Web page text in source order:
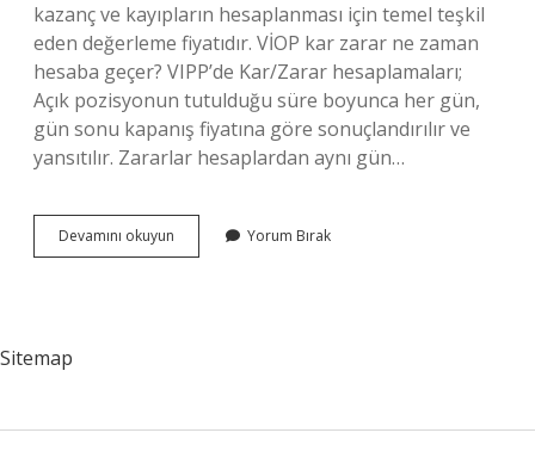
kazanç ve kayıpların hesaplanması için temel teşkil
eden değerleme fiyatıdır. VİOP kar zarar ne zaman
hesaba geçer? VIPP’de Kar/Zarar hesaplamaları;
Açık pozisyonun tutulduğu süre boyunca her gün,
gün sonu kapanış fiyatına göre sonuçlandırılır ve
yansıtılır. Zararlar hesaplardan aynı gün…
Devamını okuyun
Vade
Yorum Bırak
Sitemap